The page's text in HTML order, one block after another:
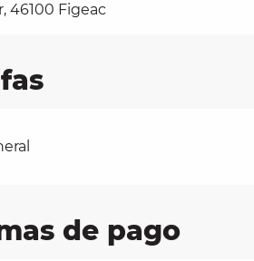
46100 Figeac
2026
de pago